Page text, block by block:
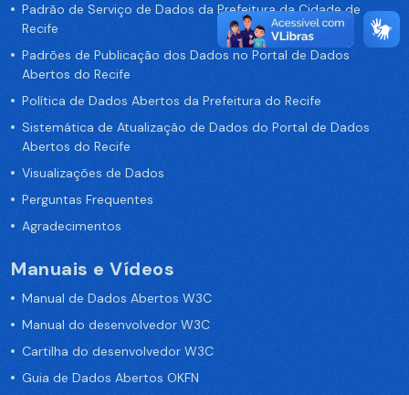
Padrão de Serviço de Dados da Prefeitura da Cidade de
Recife
Padrões de Publicação dos Dados no Portal de Dados
Abertos do Recife
Política de Dados Abertos da Prefeitura do Recife
Sistemática de Atualização de Dados do Portal de Dados
Abertos do Recife
Visualizações de Dados
Perguntas Frequentes
Agradecimentos
Manuais e Vídeos
Manual de Dados Abertos W3C
Manual do desenvolvedor W3C
Cartilha do desenvolvedor W3C
Guia de Dados Abertos OKFN